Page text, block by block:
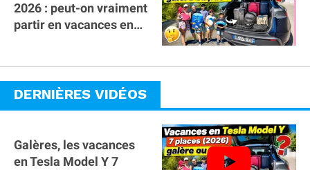
2026 : peut-on vraiment
partir en vacances en
DERNIÈRES VIDÉOS
Galères, les vacances
en Tesla Model Y 7